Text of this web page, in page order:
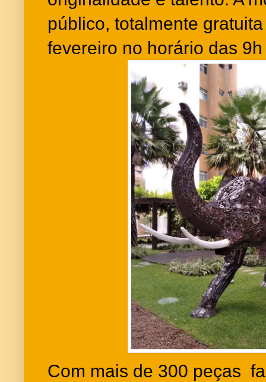
público, totalmente
fevereiro no horário das
Com mais de 300 peças